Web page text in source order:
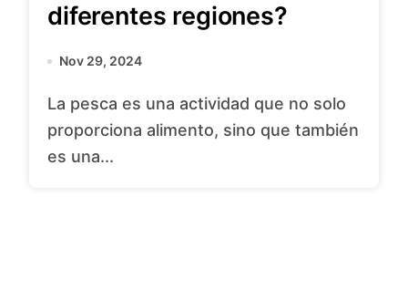
diferentes regiones?
Nov 29, 2024
La pesca es una actividad que no solo
proporciona alimento, sino que también
es una...